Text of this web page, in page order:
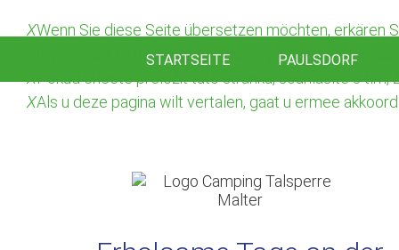
XWenn Sie diese Seite übersetzen möchten, erkären
If you want to translate this page, you agree that
XPokud chcete přeložit tuto stránku, souhlasíte s
XAls u deze pagina wilt vertalen, gaat u ermee
STARTSEITE PAULSDORF